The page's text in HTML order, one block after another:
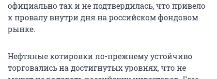
официально так и не подтвердилась, что привело
к провалу внутри дня на российском фондовом
рынке.
Нефтяные котировки по-прежнему устойчиво
торговались на достигнутых уровнях, что не